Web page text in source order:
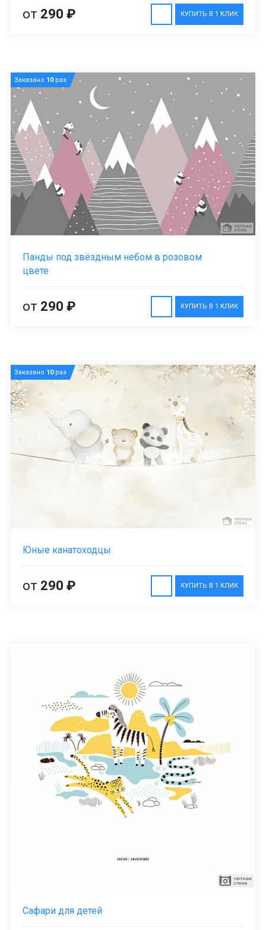
КУПИТЬ В 1 КЛИК
от 290 ₽
Заказано 10раз
Панды под звёздным небом в розовом
цвете
КУПИТЬ В 1 КЛИК
от 290 ₽
Заказано 10раз
Юные канатоходцы
КУПИТЬ В 1 КЛИК
от 290 ₽
Сафари для детей